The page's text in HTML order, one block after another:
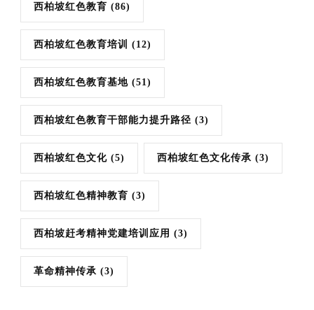
西柏坡红色教育 (86)
西柏坡红色教育培训 (12)
西柏坡红色教育基地 (51)
西柏坡红色教育干部能力提升路径 (3)
西柏坡红色文化 (5) 西柏坡红色文化传承 (3)
西柏坡红色精神教育 (3)
西柏坡赶考精神党建培训应用 (3)
革命精神传承 (3)